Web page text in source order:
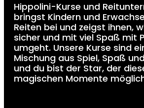
Hippolini-Kurse und
bringst Kindern und
Reiten bei und zeigst ihnen,
sicher und mit viel Spaß mit
umgeht. Unsere Kurse sind
Mischung aus Spiel, Spaß
und du bist der Star, der
magischen Momente